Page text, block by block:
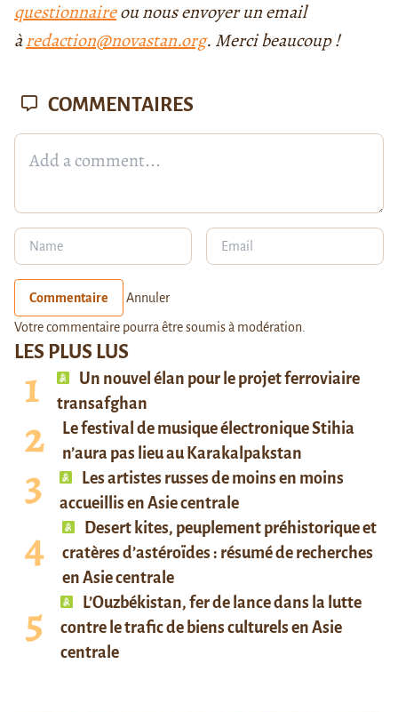
questionnaireou nous envoyer un email
àredaction@novastan.org. Merci beaucoup !
LES PLUS LUS
Un nouvel élan pour le projet ferroviaire
transafghan
Le festival de musique électronique Stihia
n’aura pas lieu au Karakalpakstan
Les artistes russes de moins en moins
accueillis en Asie centrale
Desert kites, peuplement préhistorique et
cratères d’astéroïdes : résumé de recherches
en Asie centrale
L’Ouzbékistan, fer de lance dans la lutte
contre le trafic de biens culturels en Asie
centrale
COMMENTAIRES
Commentaire Annuler
Votre commentaire pourra être soumis à modération.